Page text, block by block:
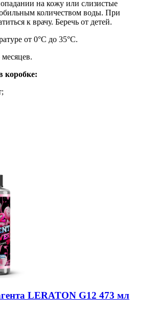
на кожу или слизистые
количеством воды. При
к врачу. Беречь от детей.
от 0°С до 35°С.
месяцев.
коробке:
LERATON G12 473 мл